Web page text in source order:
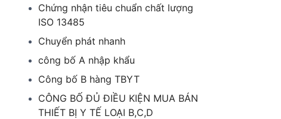
Chứng nhận tiêu chuẩn chất lượng
ISO 13485
Chuyển phát nhanh
công bố A nhập khẩu
Công bố B hàng TBYT
CÔNG BỐ ĐỦ ĐIỀU KIỆN MUA BÁN
THIẾT BỊ Y TẾ LOẠI B,C,D